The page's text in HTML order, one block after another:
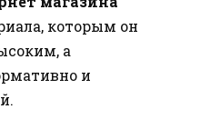
которым он
а
и